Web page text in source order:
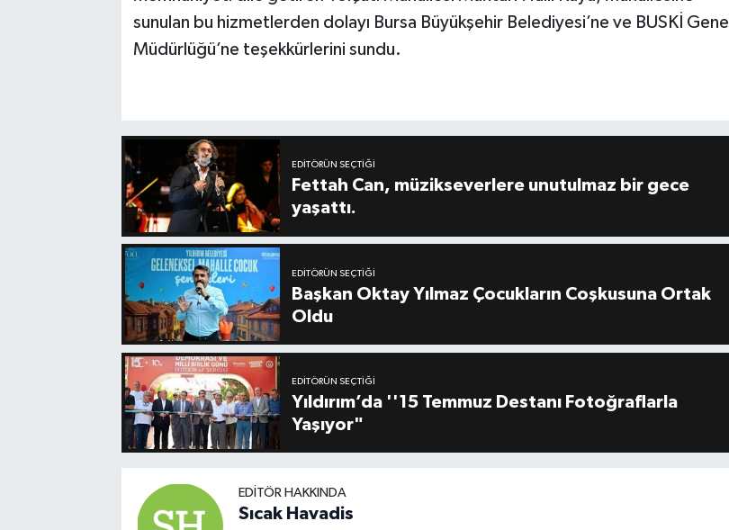
sunulan bu hizmetlerden dolayı Bursa Büyükşehir Belediyesi’ne ve BUSKİ Genel
Müdürlüğü’ne teşekkürlerini sundu.
EDITÖRÜN SEÇTIĞI
Fettah Can, müzikseverlere unutulmaz bir gece
yaşattı.
EDITÖRÜN SEÇTIĞI
Başkan Oktay Yılmaz Çocukların Coşkusuna Ortak
Oldu
EDITÖRÜN SEÇTIĞI
Yıldırım’da ''15 Temmuz Destanı Fotoğraflarla
Yaşıyor"
EDITÖR HAKKINDA
Sıcak Havadis